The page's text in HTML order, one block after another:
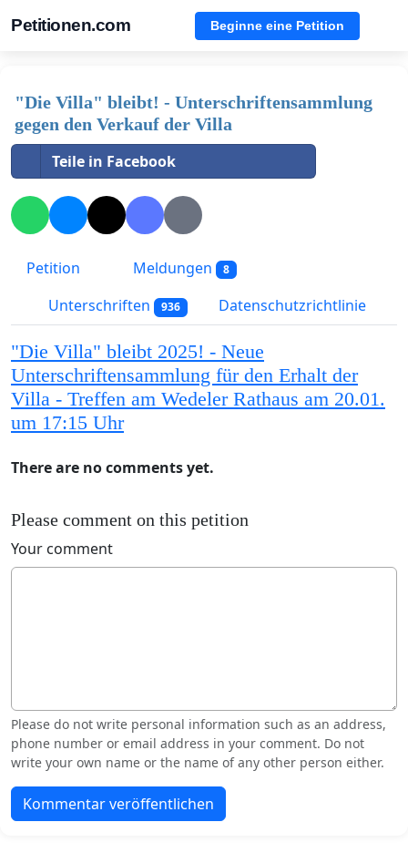
Petitionen.com Beginne eine Petition
"Die Villa" bleibt! - Unterschriftensammlung
gegen den Verkauf der Villa
Teile in Facebook
Petition Meldungen 8
Unterschriften 936 Datenschutzrichtlinie
"Die Villa" bleibt 2025! - Neue
Unterschriftensammlung für den Erhalt der
Villa - Treffen am Wedeler Rathaus am 20.01.
um 17:15 Uhr
There are no comments yet.
Please comment on this petition
Your comment
Please do not write personal information such as an address,
phone number or email address in your comment. Do not
write your own name or the name of any other person either.
Kommentar veröffentlichen